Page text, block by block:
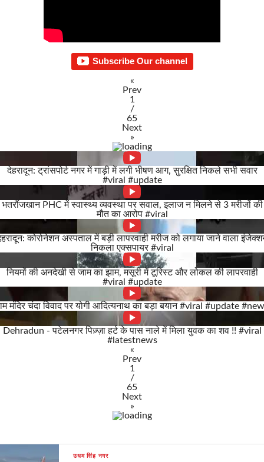
Subscribe Our channel
«
Prev
1
/
65
Next
»
देहरादून: ट्रांसपोर्ट नगर में गाड़ी में लगी भीषण आग, सुरक्षित निकले सभी सवार
#viral #update
भतरौंजखान PHC में स्वास्थ्य व्यवस्था पर सवाल, इलाज न मिलने से 3 मरीजों की
मौत का आरोप #viral
कोरोनेशन अस्पताल में बड़ी लापरवाही मरीज को लगाया जाने वाला
निकला एक्सपायर #viral
नियमों की अनदेखी से जाम का झाम, मसूरी में टूरिस्ट और लोकल की लापरवाही
#viral #update
मंदिर चंदा विवाद पर योगी आदित्यनाथ का बड़ा बयान #viral #update
Dehradun - पटेलनगर पिज़्ज़ा हर्ट के पास नाले में मिला युवक का शव !! #viral
#latestnews
«
Prev
1
/
65
Next
»
उधम सिंह नगर